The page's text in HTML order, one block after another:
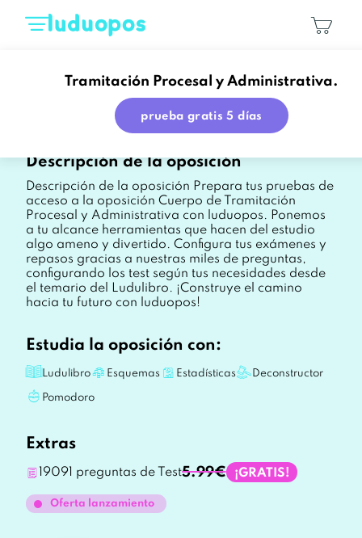
Tramitación Procesal y Administrativa.
prueba gratis 5 días
Tramitación Procesal y Administrativa.
Descripción de la oposición
Descripción de la oposición Prepara tus pruebas de
acceso a la oposición Cuerpo de Tramitación
Procesal y Administrativa con luduopos. Ponemos
a tu alcance herramientas que hacen del estudio
algo ameno y divertido. Configura tus exámenes y
repasos gracias a nuestras miles de preguntas,
configurando los test según tus necesidades desde
el temario del Ludulibro. ¡Construye el camino
hacia tu futuro con luduopos!
Estudia la oposición con:
Ludulibro Esquemas Estadísticas Deconstructor
Pomodoro
Extras
19091 preguntas de Test5.99€ ¡GRATIS!
Oferta lanzamiento